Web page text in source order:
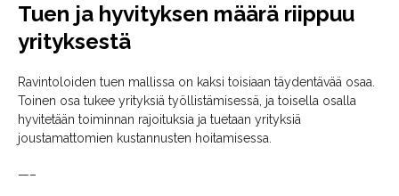
Tuen ja hyvityksen määrä riippuu
yrityksestä
Ravintoloiden tuen mallissa on kaksi toisiaan täydentävää osaa.
Toinen osa tukee yrityksiä työllistämisessä, ja toisella osalla
hyvitetään toiminnan rajoituksia ja tuetaan yrityksiä
joustamattomien kustannusten hoitamisessa.
—–